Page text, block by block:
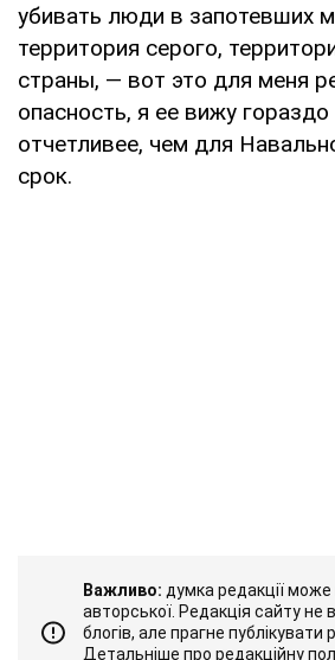
убивать люди в запотевших
территория серого,
страны, — вот это для меня
опасность, я ее вижу
отчетливее, чем для
срок.
Важливо: думка редакції може
авторської. Редакція сайту не
блогів, але прагне публікувати
Детальніше про редакційну